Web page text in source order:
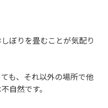
ぼりを畳むことが気配り
も、それ以外の場所で他
自然です。